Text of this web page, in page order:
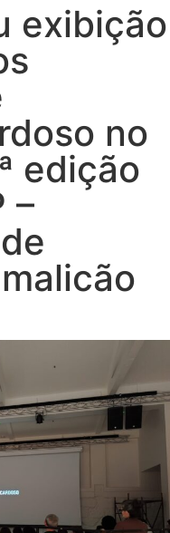
exibição
no
edição
–